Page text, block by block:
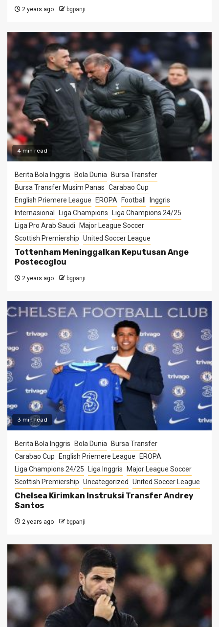
2 years ago bgpanji
4 min read
Berita Bola Inggris Bola Dunia
Bursa Transfer
Bursa Transfer Musim Panas Carabao Cup
English Priemere League
EROPA Football
Inggris
Internasional
Liga Champions
Liga Champions 24/25
Liga Pro Arab Saudi
Major League Soccer
Scottish Premiership United Soccer League
Tottenham Meninggalkan Keputusan Ange
Postecoglou
2 years ago bgpanji
3 min read
Berita Bola Inggris Bola Dunia
Bursa Transfer
Carabao Cup
English Priemere League
EROPA
Liga Champions 24/25
Liga Inggris
Major League Soccer
Scottish Premiership Uncategorized United Soccer League
Chelsea Kirimkan Instruksi Transfer Andrey
Santos
2 years ago bgpanji